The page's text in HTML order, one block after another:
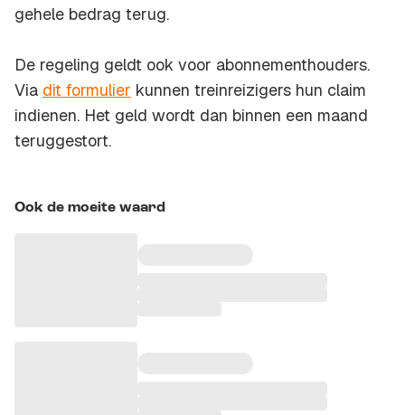
gehele bedrag terug.
De regeling geldt ook voor abonnementhouders.
Via dit formulier kunnen treinreizigers hun claim
indienen. Het geld wordt dan binnen een maand
teruggestort.
Ook de moeite waard